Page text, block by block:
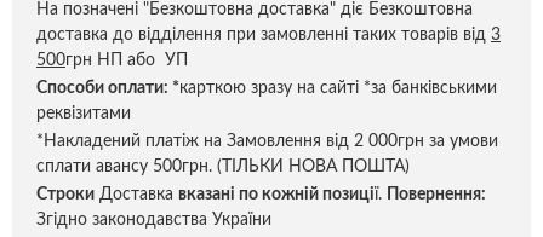
На позначені "Безкоштовна доставка" діє Безкоштовна
доставка до відділення при замовленні таких товарів від 3
500грн НП або УП
Способи оплати: *карткою зразу на сайті *за банківськими
реквізитами
*Накладений платіж на Замовлення від 2 000грн за умови
сплати авансу 500грн. (ТІЛЬКИ НОВА ПОШТА)
Строки Доставка вказані по кожній позиції.
Повернення:
Згідно законодавства України